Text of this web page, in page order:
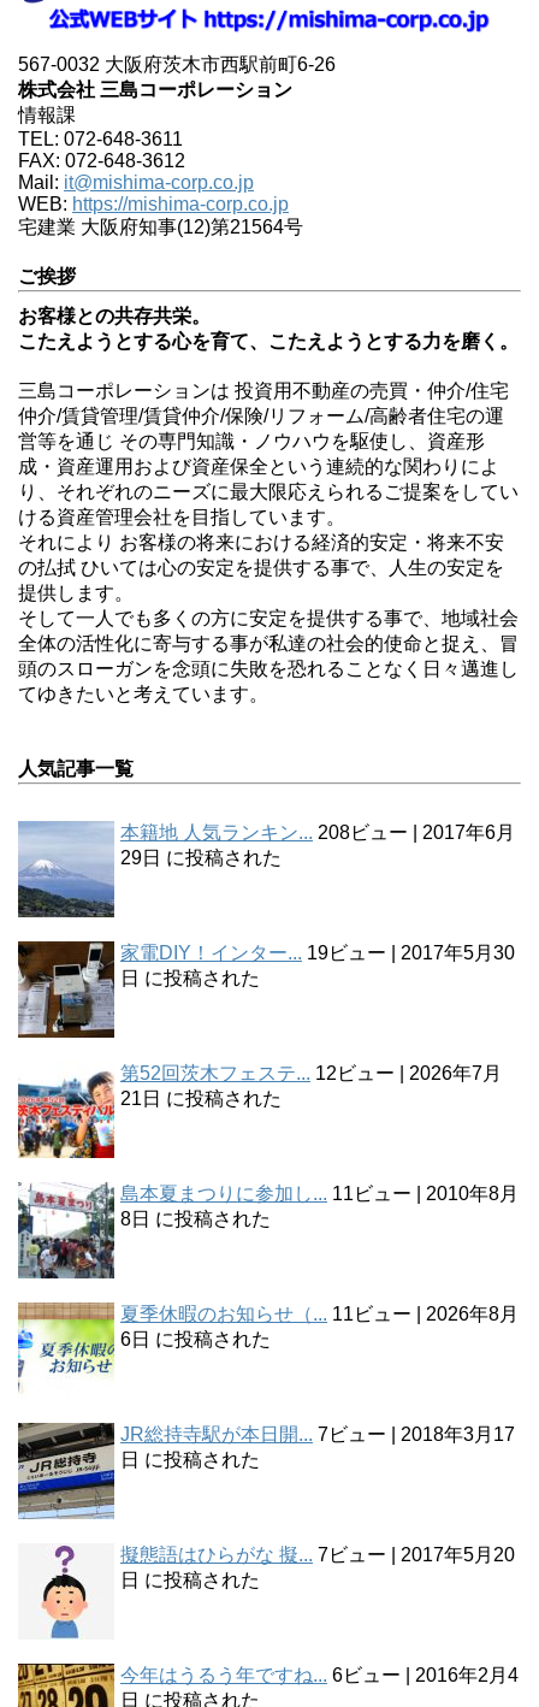
567-0032 大阪府茨木市西駅前町6-26
株式会社 三島コーポレーション
情報課
TEL: 072-648-3611
FAX: 072-648-3612
Mail: it@mishima-corp.co.jp
WEB: https://mishima-corp.co.jp
宅建業 大阪府知事(12)第21564号
ご挨拶
お客様との共存共栄。
こたえようとする心を育て、こたえようとする力を磨く。
三島コーポレーションは 投資用不動産の売買・仲介/住宅
仲介/賃貸管理/賃貸仲介/保険/リフォーム/高齢者住宅の運
営等を通じ その専門知識・ノウハウを駆使し、資産形
成・資産運用および資産保全という連続的な関わりによ
り、それぞれのニーズに最大限応えられるご提案をしてい
ける資産管理会社を目指しています。
それにより お客様の将来における経済的安定・将来不安
の払拭 ひいては心の安定を提供する事で、人生の安定を
提供します。
そして一人でも多くの方に安定を提供する事で、地域社会
全体の活性化に寄与する事が私達の社会的使命と捉え、冒
頭のスローガンを念頭に失敗を恐れることなく日々邁進し
てゆきたいと考えています。
人気記事一覧
本籍地 人気ランキン... 208ビュー
2017年6月
29日 に投稿された
家電DIY！インター... 19ビュー
2017年5月30
日 に投稿された
第52回茨木フェステ... 12ビュー
2026年7月
21日 に投稿された
島本夏まつりに参加し... 11ビュー
2010年8月
8日 に投稿された
夏季休暇のお知らせ（... 11ビュー
2026年8月
6日 に投稿された
JR総持寺駅が本日開... 7ビュー
2018年3月17
日 に投稿された
擬態語はひらがな 擬... 7ビュー
2017年5月20
日 に投稿された
今年はうるう年ですね... 6ビュー
2016年2月4
日 に投稿された